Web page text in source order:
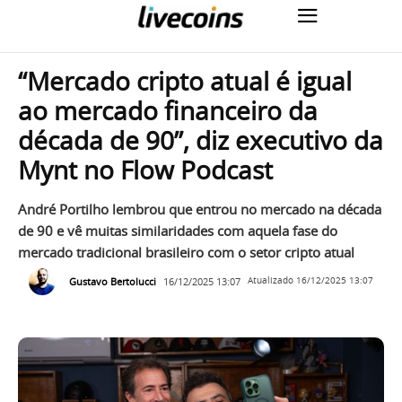
“Mercado cripto atual é igual
ao mercado financeiro da
década de 90”, diz executivo da
Mynt no Flow Podcast
André Portilho lembrou que entrou no mercado na década
de 90 e vê muitas similaridades com aquela fase do
mercado tradicional brasileiro com o setor cripto atual
Gustavo Bertolucci 16/12/2025 13:07 Atualizado 16/12/2025 13:07